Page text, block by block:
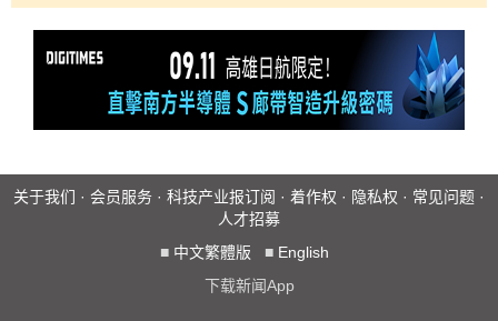
关于我们 · 会员服务 · 科技产业报订阅 · 着作权 · 隐私权 · 常见问题 ·
人才招募
■ 中文繁體版 ■ English
下载新闻App